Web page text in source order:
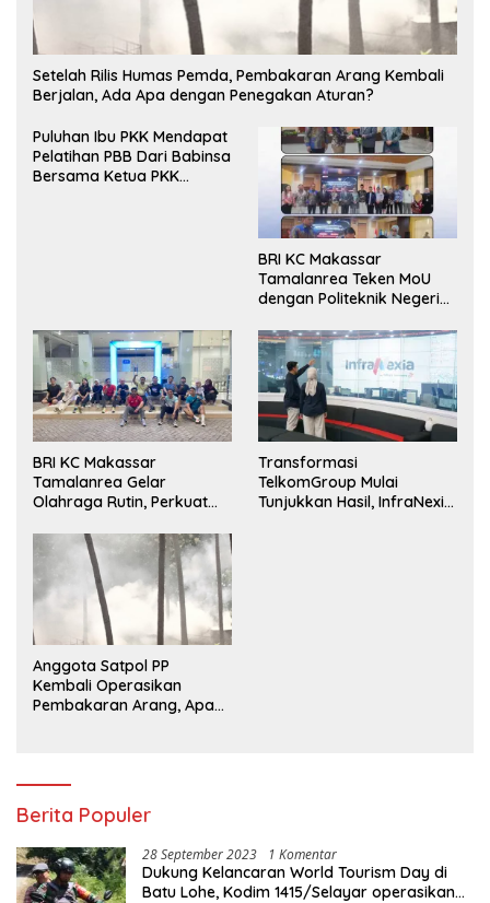
Setelah Rilis Humas Pemda, Pembakaran Arang Kembali
Berjalan, Ada Apa dengan Penegakan Aturan?
Puluhan Ibu PKK Mendapat
Pelatihan PBB Dari Babinsa
Bersama Ketua PKK
BRI KC Makassar
Tamalanrea Teken MoU
dengan Politeknik Negeri
Layanan Perbankan
BRI KC Makassar
Tamalanrea Gelar
Olahraga Rutin, Perkuat
Kerja Sehat
Transformasi
TelkomGroup Mulai
Tunjukkan Hasil, InfraNexia
Anggota Satpol PP
Kembali Operasikan
Pembakaran Arang, Apa
Berita Populer
28 September 2023 1 Komentar
Dukung Kelancaran World Tourism Day di
Batu Lohe, Kodim 1415/Selayar operasikan